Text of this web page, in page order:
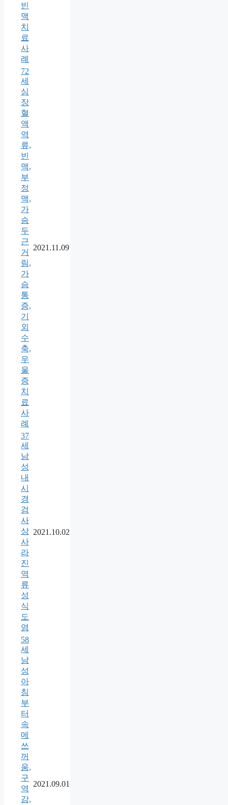
빈
맥
치
료
사
례
72
세
심
장
혈
액
역
류,
빈
맥,
부
정
맥,
가
슴
두
근
거
림,
가
슴
통
증,
기
외
수
축,
우
울
증
치
료
사
례
2021.11.09
37
세
남
성
내
시
경
검
사
상
사
라
진
역
류
성
식
도
염
2021.10.02
58
세
남
성
아
침
부
터
속
메
쓰
꺼
움,
구
역
감,
2021.09.01